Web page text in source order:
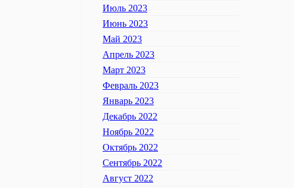
Июль 2023
Июнь 2023
Май 2023
Апрель 2023
Март 2023
Февраль 2023
Январь 2023
Декабрь 2022
Ноябрь 2022
Октябрь 2022
Сентябрь 2022
Август 2022